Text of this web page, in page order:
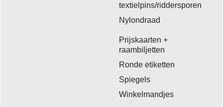
textielpins/riddersporen
Nylondraad
Prijskaarten +
raambiljetten
Ronde etiketten
Spiegels
Winkelmandjes